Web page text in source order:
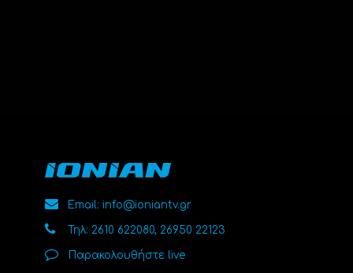
Email: info@ioniantv.gr
Τηλ: 2610 622080, 26950 22123
Παρακολουθήστε live